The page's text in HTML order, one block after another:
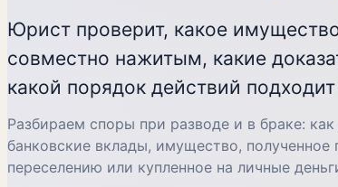
Юрист проверит, какое
совместно нажитым, какие
какой порядок действий
Разбираем споры при разводе и в браке:
банковские вклады, имущество, полученное
переселению или купленное на личные